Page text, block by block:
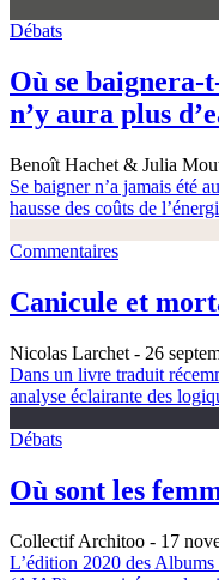
Débats
Où se baignera-
n’y aura plus
Benoît Hachet & Julia
Se baigner n’a jamais été
hausse des coûts de
Commentaires
Canicule et
Nicolas Larchet - 26
Dans un livre traduit
analyse éclairante des
Débats
Où sont les
Collectif Architoo - 17
L’édition 2020 des Albums